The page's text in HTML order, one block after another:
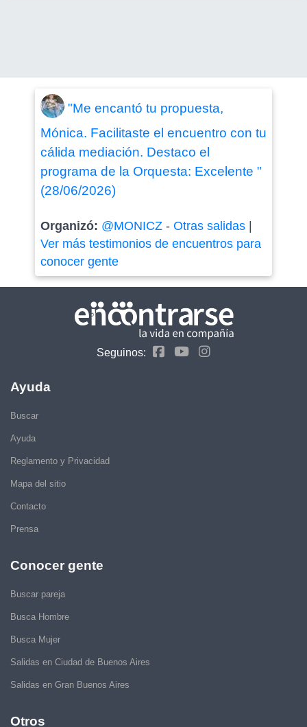
"Me encantó tu propuesta,
Mónica. Facilitaste el encuentro con tu
cálida mediación. Destaco el
programa de la Orquesta: Excelente "
(28/06/2026)
Organizó: @MONICZ- Otras salidas|
Ver más testimonios de encuentros para
conocer gente
Seguinos:
Ayuda
Buscar
Ayuda
Reglamento y Privacidad
Mapa del sitio
Contacto
Prensa
Conocer gente
Buscar pareja
Busca Hombre
Busca Mujer
Salidas en Ciudad de Buenos Aires
Salidas en Gran Buenos Aires
Otros